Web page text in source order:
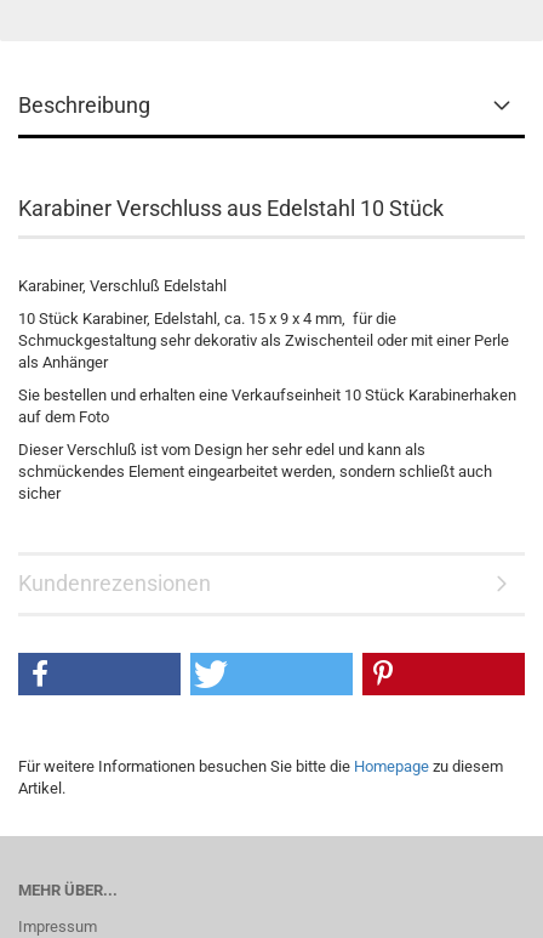
Beschreibung
Karabiner Verschluss aus Edelstahl 10 Stück
Karabiner, Verschluß Edelstahl
10 Stück Karabiner, Edelstahl, ca. 15 x 9 x 4 mm, für die
Schmuckgestaltung sehr dekorativ als Zwischenteil oder mit einer Perle
als Anhänger
Sie bestellen und erhalten eine Verkaufseinheit 10 Stück Karabinerhaken
auf dem Foto
Dieser Verschluß ist vom Design her sehr edel und kann als
schmückendes Element eingearbeitet werden, sondern schließt auch
sicher
Kundenrezensionen
Für weitere Informationen besuchen Sie bitte die Homepage zu diesem
Artikel.
MEHR ÜBER...
Impressum